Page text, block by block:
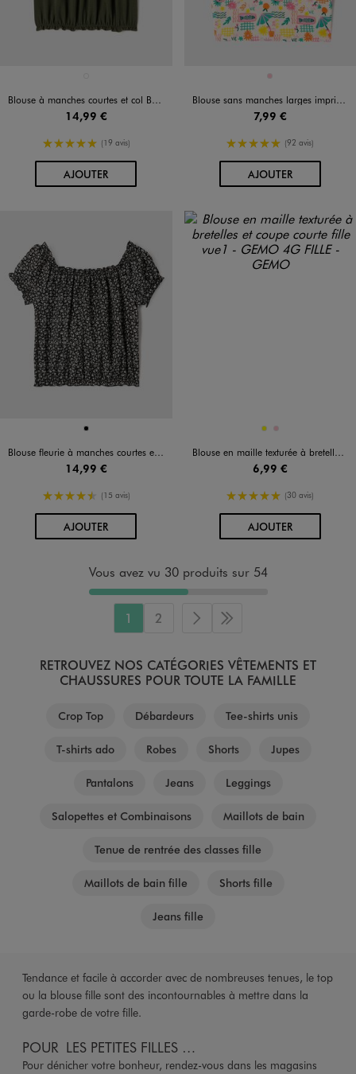
Blouse à manches courtes et col Bardot fille
14,99 €
5/5 de moyenne
(19 avis)
AJOUTERAU PANIER
Disponible en 1 coloris
ROSE
Blouse sans manches larges imprimée à col V au dos fille
7,99 €
5/5 de moyenne
(92 avis)
AJOUTERAU PANIER
Disponible en 1 coloris
NOIR
Blouse fleurie à manches courtes et col Bardot fille
14,99 €
4.5/5 de moyenne
(15 avis)
AJOUTERAU PANIER
Disponible en 2 coloris
JAUNEROSE
Blouse en maille texturée à bretelles et coupe courte fille
6,99 €
5/5 de moyenne
(30 avis)
AJOUTERAU PANIER
Vous avez vu 30 produits sur 54
1 2 Page suivante
Dernière page
RETROUVEZ NOS CATÉGORIES VÊTEMENTS ET
CHAUSSURES POUR TOUTE LA FAMILLE
Crop Top Débardeurs Tee-shirts unis
T-shirts ado Robes Shorts Jupes
Pantalons Jeans Leggings
Salopettes et Combinaisons Maillots de bain
Tenue de rentrée des classes fille
Maillots de bain fille Shorts fille
Jeans fille
Tendance et facile à accorder avec de nombreuses tenues, le top
ou la blouse fille sont des incontournables à mettre dans la
garde-robe de votre fille.
POUR LES PETITES FILLES …
Pour dénicher votre bonheur, rendez-vous dans les magasins